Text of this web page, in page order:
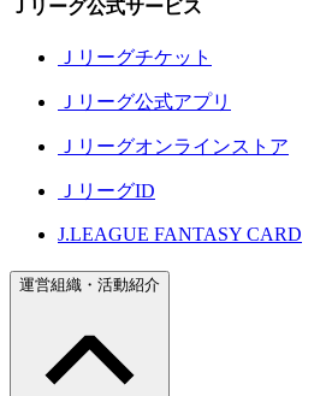
Ｊリーグ公式サービス
Ｊリーグチケット
Ｊリーグ公式アプリ
Ｊリーグオンラインストア
ＪリーグID
J.LEAGUE FANTASY CARD
運営組織・活動紹介